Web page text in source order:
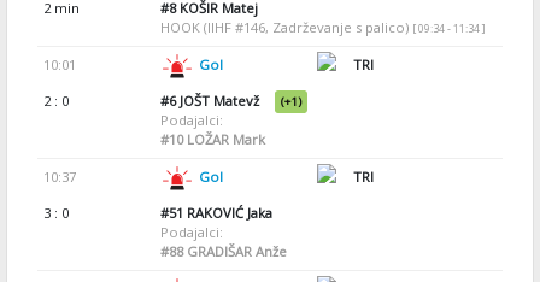
2 min
#8KOŠIR Matej
HOOK (IIHF #146, Zadrževanje s palico) [ 09:34 - 11:34 ]
10:01 Gol
TRI
2 : 0
#6JOŠT Matevž (+1)
Podajalci:
#10LOŽAR Mark
10:37 Gol
TRI
3 : 0
#51 RAKOVIĆ Jaka
Podajalci:
#88GRADIŠAR Anže